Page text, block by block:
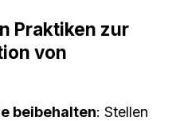
Praktiken zur
von
beibehalten: Stellen